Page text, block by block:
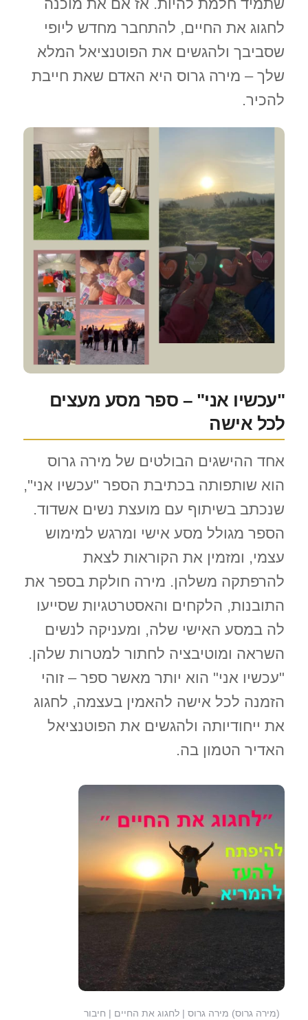
שתמיד חלמת להיות. אז אם את מוכנה
לחגוג את החיים, להתחבר מחדש ליופי
שסביבך ולהגשים את הפוטנציאל המלא
שלך – מירה גרוס היא האדם שאת חייבת
להכיר.
"עכשיו אני" – ספר מסע מעצים
לכל אישה
אחד ההישגים הבולטים של מירה גרוס
הוא שותפותה בכתיבת הספר "עכשיו אני",
שנכתב בשיתוף עם מועצת נשים אשדוד.
הספר מגולל מסע אישי ומרגש למימוש
עצמי, ומזמין את הקוראות לצאת
להרפתקה משלהן. מירה חולקת בספר את
התובנות, הלקחים והאסטרטגיות שסייעו
לה במסע האישי שלה, ומעניקה לנשים
השראה ומוטיבציה לחתור למטרות שלהן.
"עכשיו אני" הוא יותר מאשר ספר – זוהי
הזמנה לכל אישה להאמין בעצמה, לחגוג
את ייחודיותה ולהגשים את הפוטנציאל
האדיר הטמון בה.
(מירה גרוס) מירה גרוס | לחגוג את החיים | חיבור